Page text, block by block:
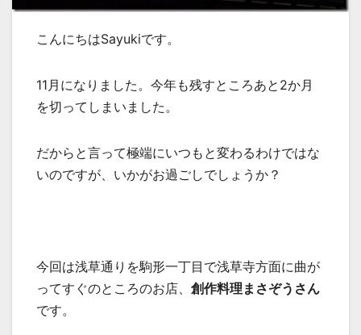
こんにちはSayukiです。
11月になりました。今年も残すところあと2か月
を切ってしまいました。
だからと言って極端にいつもと変わるわけではな
いのですが、いかがお過ごしでしょうか？
今回は浅草通りを駒形一丁目で浅草寺方面に曲が
ってすぐのところのお店、 創作料理まさぞうさん
です。